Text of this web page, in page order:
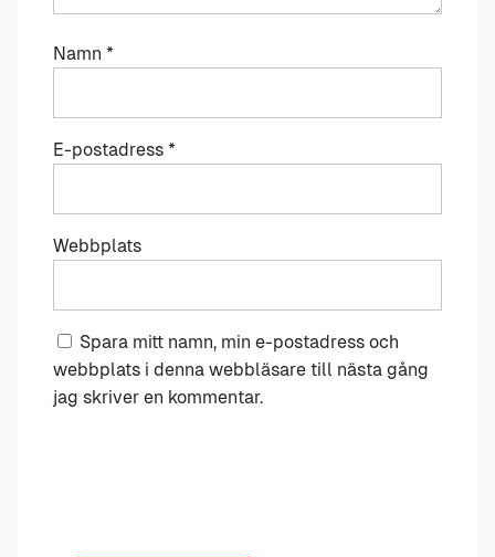
Namn *
E-postadress *
Webbplats
Spara mitt namn, min e-postadress och
webbplats i denna webbläsare till nästa gång
jag skriver en kommentar.